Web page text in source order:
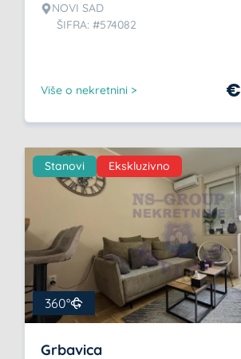
NOVI SAD
ŠIFRA: #574082
Više o nekretnini > €
Stanovi Ekskluzivno
360°
Grbavica